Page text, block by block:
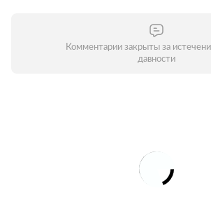
Комментарии закрыты за
давности